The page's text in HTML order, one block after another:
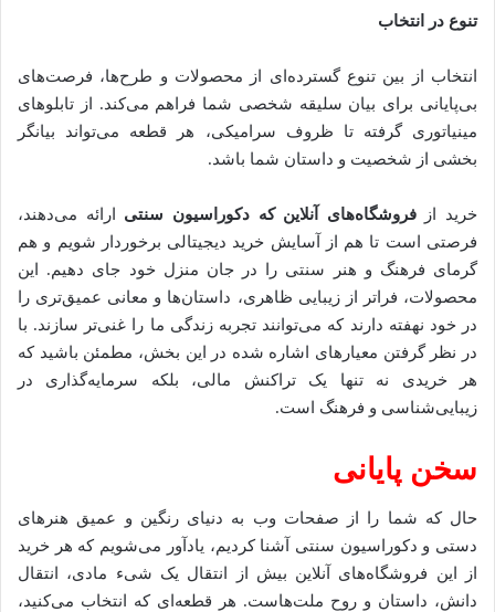
تنوع در انتخاب
انتخاب از بین تنوع گسترده‌ای از محصولات و طرح‌ها، فرصت‌های
بی‌پایانی برای بیان سلیقه شخصی شما فراهم می‌کند. از تابلوهای
مینیاتوری گرفته تا ظروف سرامیکی، هر قطعه می‌تواند بیانگر
بخشی از شخصیت و داستان شما باشد.
خرید ازفروشگاه‌های آنلاین که دکوراسیون سنتی ارائه می‌دهند،
فرصتی است تا هم از آسایش خرید دیجیتالی برخوردار شویم و هم
گرمای فرهنگ و هنر سنتی را در جان منزل خود جای دهیم. این
محصولات، فراتر از زیبایی ظاهری، داستان‌ها و معانی عمیق‌تری را
در خود نهفته دارند که می‌توانند تجربه زندگی ما را غنی‌تر سازند. با
در نظر گرفتن معیارهای اشاره شده در این بخش، مطمئن باشید که
هر خریدی نه تنها یک تراکنش مالی، بلکه سرمایه‌گذاری در
زیبایی‌شناسی و فرهنگ است.
سخن پایانی
حال که شما را از صفحات وب به دنیای رنگین و عمیق هنرهای
دستی و دکوراسیون سنتی آشنا کردیم، یادآور می‌شویم که هر خرید
از این فروشگاه‌های آنلاین بیش از انتقال یک شیء مادی، انتقال
دانش، داستان و روح ملت‌هاست. هر قطعه‌ای که انتخاب می‌کنید،